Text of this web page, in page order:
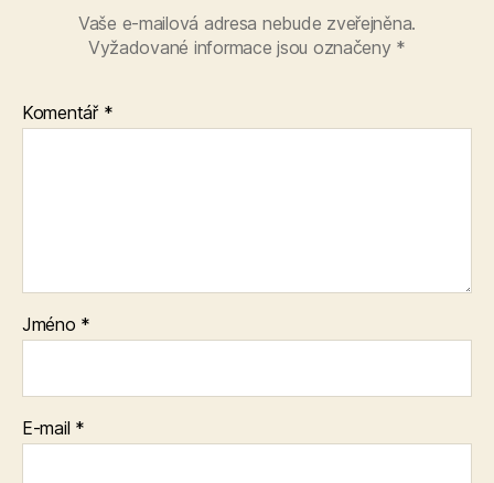
Vaše e-mailová adresa nebude zveřejněna.
Vyžadované informace jsou označeny *
Komentář *
Jméno *
E-mail *